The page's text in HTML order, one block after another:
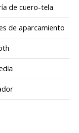
de cuero-tela
de aparcamiento